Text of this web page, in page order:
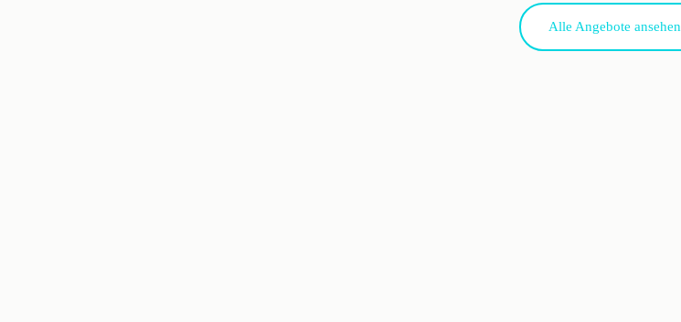
Alle Angebote ansehen